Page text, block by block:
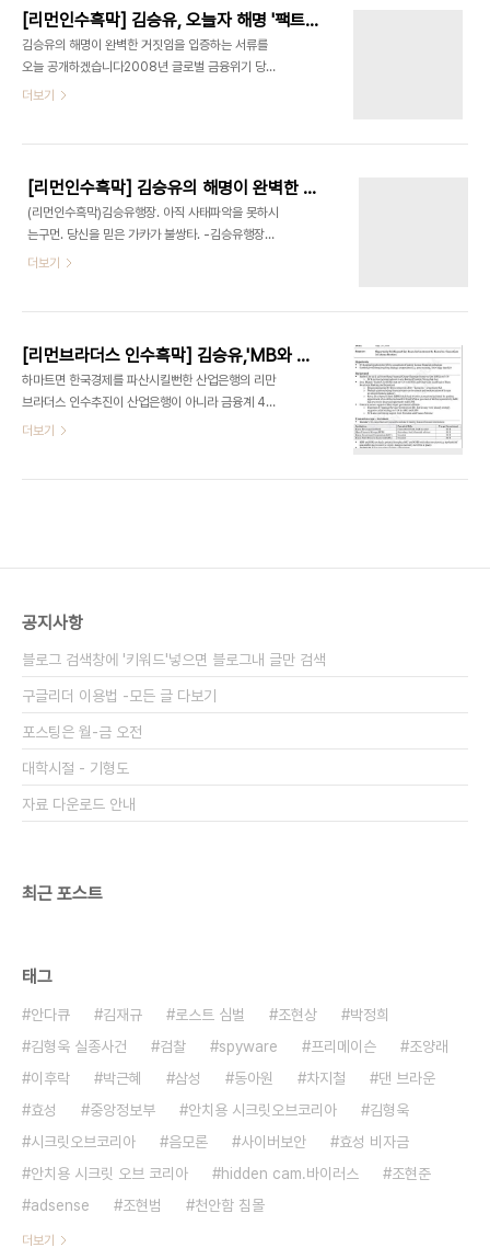
도 6월 2일 리먼 브라..
한국일보와의 인터뷰에서 산업은행의 리먼 브라더스
인수를 MB 라인이 주도했다는 리먼 브라더스 내부
문건과 관련, '팩트가 완전히 잘못됐다' 고 주장했습
니다 김씨는 2008년 3월에 딕 펄드 리먼회장이 리
먼에 20억달러를 투자해달라고 먼저 제의했으나 검
했으나 이는 그의 말대로 '팩트가 완전히 잘못된' 국
라더스 파산조사..
[리먼인수흑막] 김승유, 오늘자 해명 '팩트가 완전히 잘못됐다' - 김승유씨 아직 사태파악 못했구만, 당신을 믿은 가카가 불상타
김승유의 해명이 완벽한 거짓임을 입증하는 서류를
오늘 공개하겠습니다2008년 글로벌 금융위기 당시
국책은행인 산업은행의 리먼브라더스 인수 시도는
뤄진 것이라는 비밀문건이 공개됐다. 리먼브라더스
서울지점 대표 출신으로 2008년 6월 산업은행장에
취임한 민유성 행장이 리먼의 제안으로 인수를 추진
했다가 가격차로 9월에 최종 포기했고, 이 과정에서
청와대와 금융위원회의 개입은 없었다는 그간의 주
내용은 17일(현지시간) 재미 언론인 안치용씨가 자
개됐다. 원본출..
더보기
[리먼인수흑막] 김승유의 해명이 완벽한 거짓임을 입증하는 서류를 오늘 공개하겠습니다
(리먼인수흑막)김승유행장. 아직 사태파악을 못하시
는구먼. 당신을 믿은 가카가 불쌍타. -김승유행장의
오늘자 한국일보 해명이 명백한 거짓임을 입증하는
리핑- 지지확보': 리만브라더스 내부문건
2012/10/15 - [분류 전체보기] - MB정권 인수위
시절 산업은행, 리만 브라더스에 투자타진 비밀전화
- 리만 브라더스 내부문건 발견
더보기
[리먼브라더스 인수흑막] 김승유,'MB와 강만수 지원 확약'-조건호,민유성, '전광우에 사전브리핑- 지지확보': 리만브라더스 내부문건
하마트면 한국경제를 파산시킬뻔한 산업은행의 리만
브라더스 인수추진이 산업은행이 아니라 금융계 4대
천왕중 1명으로 꼽히는 MB의 절친 김승유 하나은행
- [분류 전체보기] - [리먼인수흑막]한국투자공사도
가 대리서명 :협약서 첨부 2012/10/18 -..
더보기
공지사항
블로그 검색창에 '키워드'넣으면 블로그내 글만 검색
구글리더 이용법 -모든 글 다보기
포스팅은 월-금 오전
대학시절 - 기형도
자료 다운로드 안내
최근 포스트
태그
안다큐 김재규 로스트 심벌 조현상
박정희
김형욱 실종사건
검찰 spyware 프리메이슨
조양래
이후락
박근혜 삼성 동아원 차지철
댄 브라운
효성
중앙정보부 안치용 시크릿오브코리아
김형욱
시크릿오브코리아
음모론 사이버보안
효성 비자금
안치용 시크릿 오브 코리아
hidden cam.바이러스
조현준
adsense
조현범 천안함 침몰
더보기